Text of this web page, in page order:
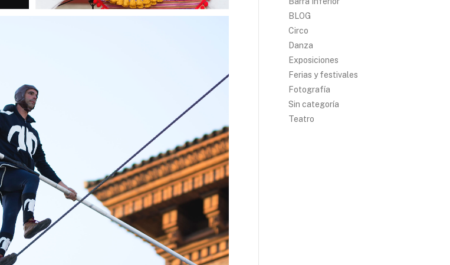
BLOG
Circo
Danza
Exposiciones
Ferias y festivales
Fotografía
Sin categoría
Teatro